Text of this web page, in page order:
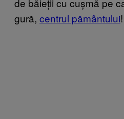
gură, centrul pământului!